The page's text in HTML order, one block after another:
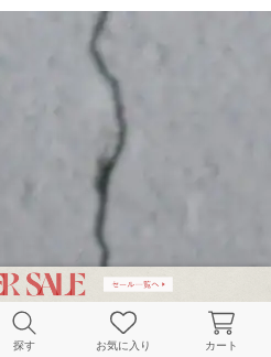
探す お気に入り カート